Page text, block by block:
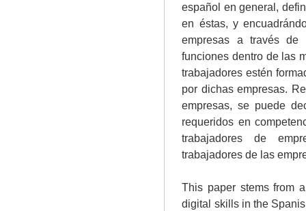
español en general,
en éstas, y
empresas a través de
funciones dentro de las
trabajadores estén
por dichas empresas.
empresas, se puede
requeridos en
trabajadores de
trabajadores de las
This paper stems from
digital skills in the